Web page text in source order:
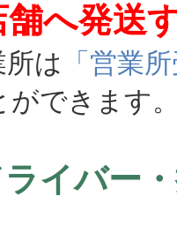
舗へ発送
は 「営業
ができます
ライバー